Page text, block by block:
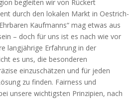
begleiten wir von Rückert
durch den lokalen Markt in Oestrich-
Kaufmanns“ mag etwas aus
– doch für uns ist es nach wie vor
langjährige Erfahrung in der
es uns, die besonderen
einzuschätzen und für jeden
zu finden. Fairness und
unsere wichtigsten Prinzipien, nach